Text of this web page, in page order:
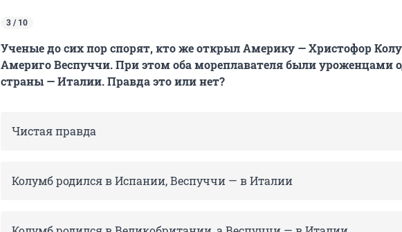
3 / 10
Ученые до сих пор спорят, кто же открыл Америку — Христофор
Америго Веспуччи. При этом оба мореплавателя были уроженцами
страны — Италии. Правда это или нет?
Чистая правда
Колумб родился в Испании, Веспуччи — в Италии